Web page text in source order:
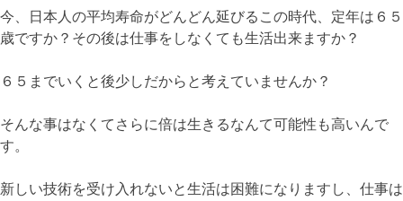
今、日本人の平均寿命がどんどん延びるこの時代、定年は６５
歳ですか？その後は仕事をしなくても生活出来ますか？
６５までいくと後少しだからと考えていませんか？
そんな事はなくてさらに倍は生きるなんて可能性も高いんで
す。
新しい技術を受け入れないと生活は困難になりますし、仕事は